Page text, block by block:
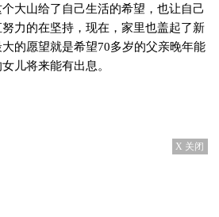
大山给了自己生活的希望，也让自己
力的在坚持，现在，家里也盖起了新
的愿望就是希望70多岁的父亲晚年能
儿将来能有出息。
X 关闭